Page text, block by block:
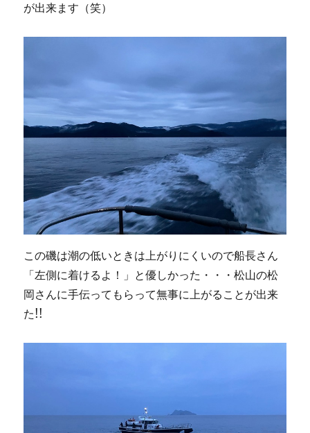
が出来ます（笑）
この磯は潮の低いときは上がりにくいので船長さん
「左側に着けるよ！」と優しかった・・・松山の松
岡さんに手伝ってもらって無事に上がることが出来
た!!